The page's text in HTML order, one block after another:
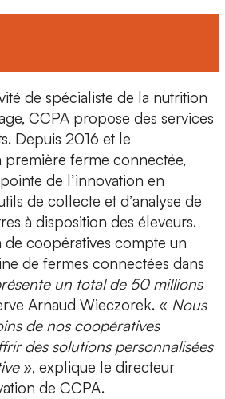
de spécialiste de la nutrition
CCPA propose des services
Depuis 2016 et le
première ferme connectée,
de l’innovation en
de collecte et d’analyse de
à disposition des éleveurs.
de coopératives compte un
de fermes connectées dans
un total de 50 millions
Arnaud Wieczorek. « Nous
de nos coopératives
des solutions personnalisées
», explique le directeur
de CCPA.